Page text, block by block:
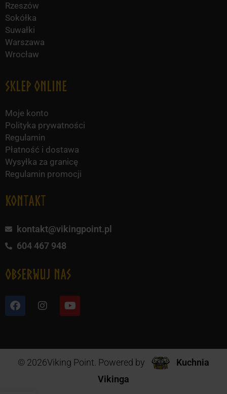
Rzeszów
Sokółka
Suwałki
Warszawa
Wrocław
Sklep online
Moje konto
Polityka prywatności
Regulamin
Płatność i dostawa
Wysyłka za granicę
Regulamin promocji
KONTAKT
kontakt@vikingpoint.pl
604 467 948
obserwuj nas
© 2026Viking Point. Powered by
Kuchnia
Vikinga